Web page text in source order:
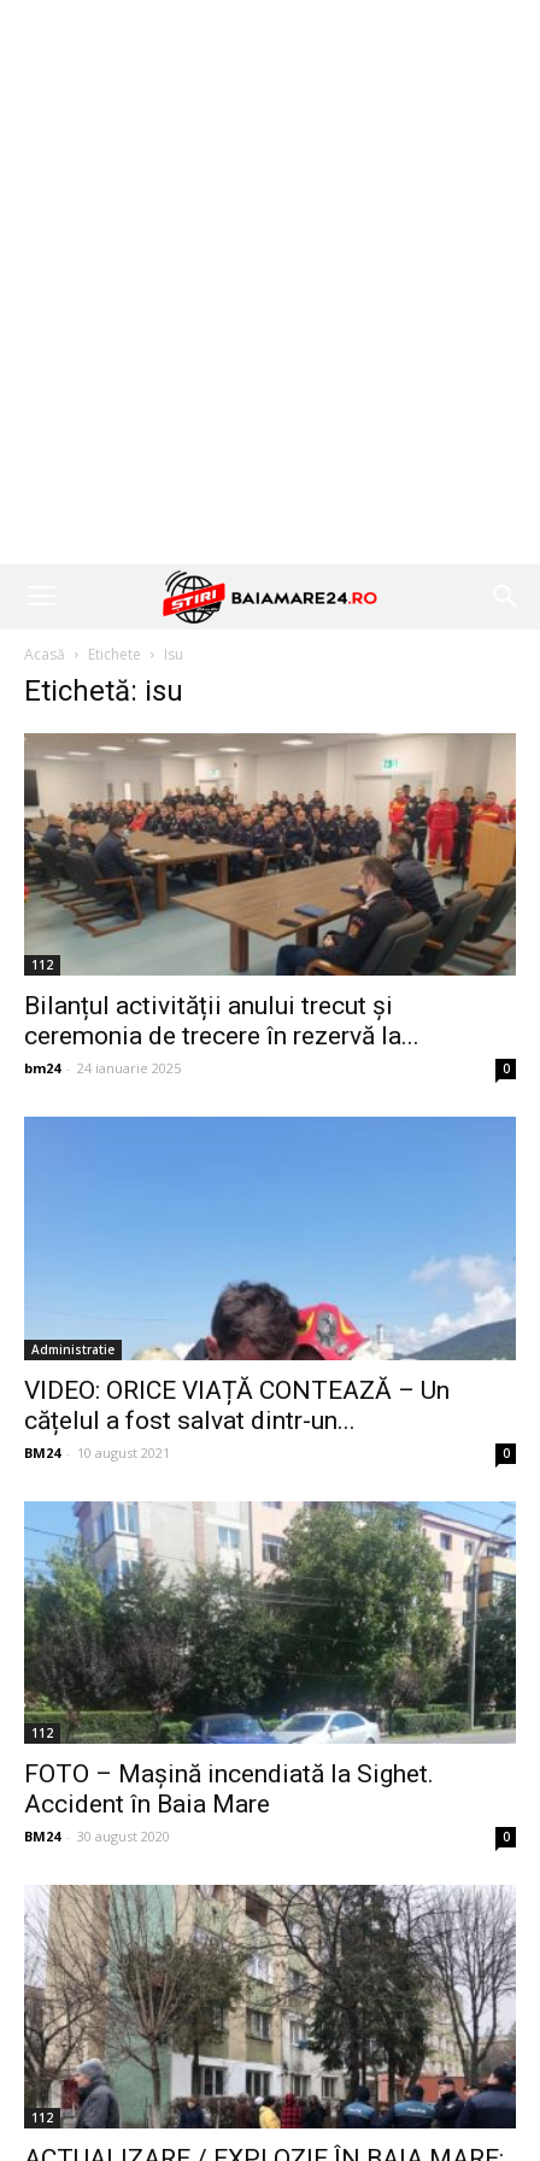
Acasă Etichete Isu
Etichetă: isu
112
Bilanțul activității anului trecut și
ceremonia de trecere în rezervă la...
bm24 - 24 ianuarie 2025 0
Administratie
VIDEO: ORICE VIAȚĂ CONTEAZĂ – Un
cățelul a fost salvat dintr-un...
BM24 - 10 august 2021 0
112
FOTO – Mașină incendiată la Sighet.
Accident în Baia Mare
BM24 - 30 august 2020 0
112